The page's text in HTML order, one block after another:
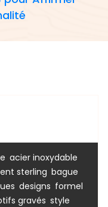
acier inoxydable
sterling bague
designs formel
gravés style